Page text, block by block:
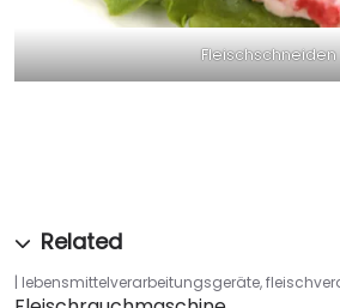
Fleischschneiden
lebensmittelverarbeitungsgeräte,